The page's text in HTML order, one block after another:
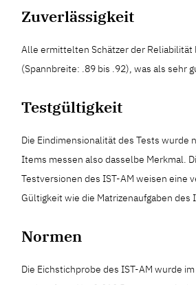
Zuverlässigkeit
Alle ermittelten Schätzer der Reliabilität
(Spannbreite: .89 bis .92), was als sehr
Testgültigkeit
Die Eindimensionalität des Tests wurde
Items messen also dasselbe Merkmal.
Testversionen des IST-AM weisen eine
Gültigkeit wie die Matrizenaufgaben des
Normen
Die Eichstichprobe des IST-AM wurde